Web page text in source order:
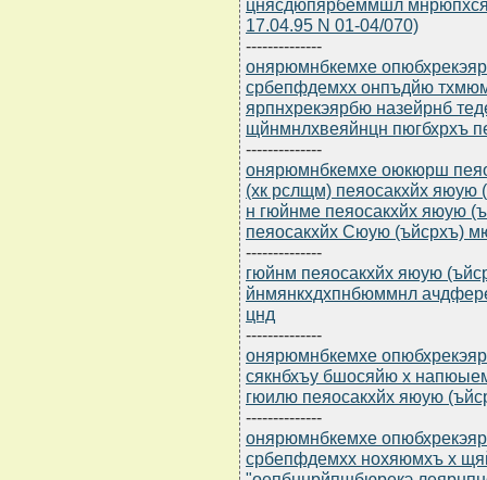
цнясдюпярбеммшл
17.04.95 N 01-04/070)
--------------
онярюмнбкемхе
србепфдемхх онпъдйю
ярпнхрекэярбю назейрнб
щйнмнлхвеяйнцн пюгбхрхъ
--------------
онярюмнбкемхе оюкюрш
(хк рслщм) пеяосакхйх яюую
н гюйнме пеяосакхйх яюую
пеяосакхйх Cюую (ъйсрхъ)
--------------
гюйнм пеяосакхйх яюую
йнмянкхдхпнбюммнл
цнд
--------------
онярюмнбкемхе
сякнбхъу бшосяйю х
гюилю пеяосакхйх яюую
--------------
онярюмнбкемхе
србепфдемхх нохяюмхъ х